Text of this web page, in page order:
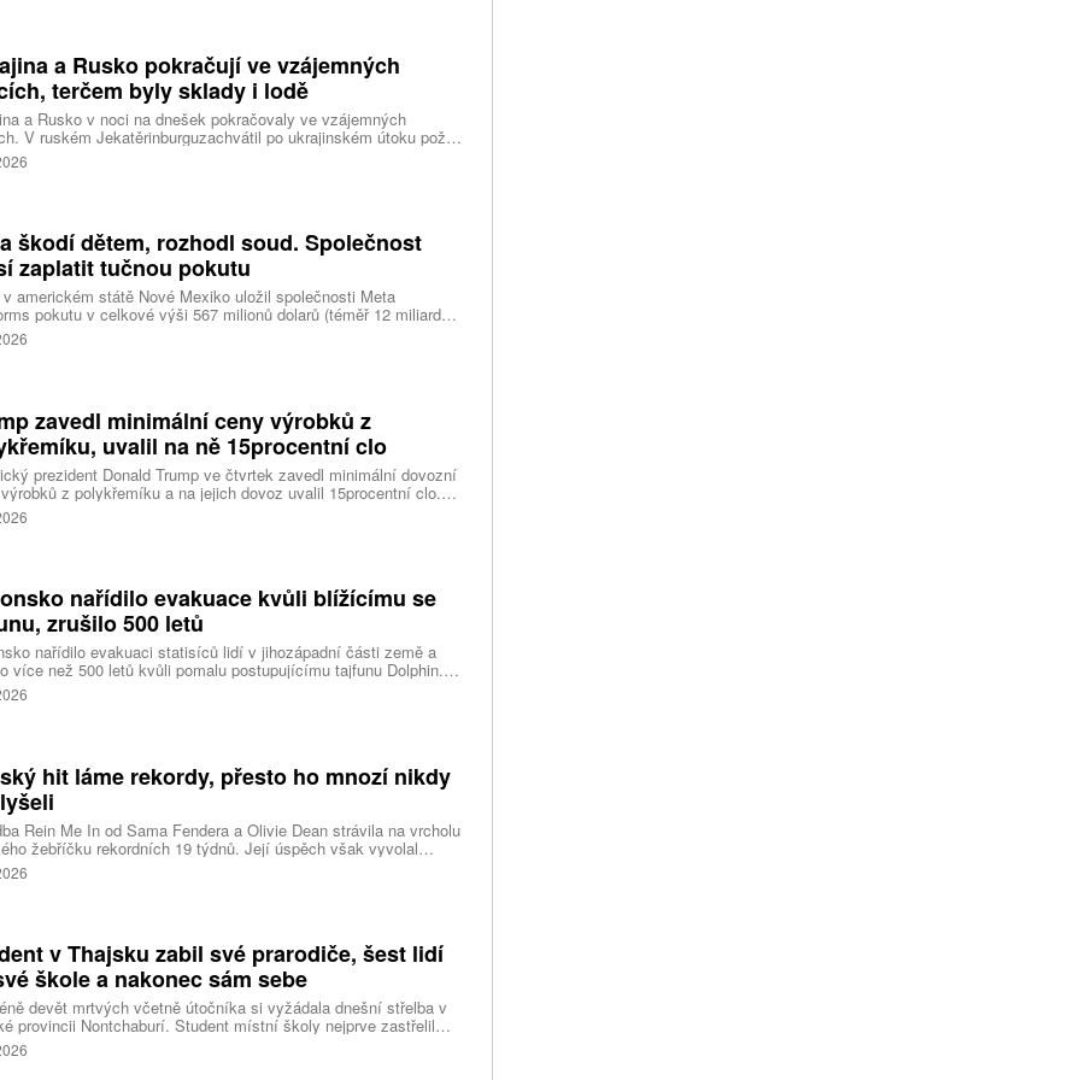
a Rusko pokračují ve vzájemných
terčem byly sklady i lodě
a Rusko v noci na dnešek pokračovaly ve vzájemných
V ruském Jekatěrinburguzachvátil po ukrajinském útoku požár
centrum ruského internetového prodejce Wildberries.
o tom informovala bez podrobností na síti Telegram.
škodí dětem, rozhodl soud. Společnost
zaplatit tučnou pokutu
americkém státě Nové Mexiko uložil společnosti Meta
pokutu v celkové výši 567 milionů dolarů (téměř 12 miliard
za újmu, kterou její platformy Facebook a Instagram působí
lidem. Firma musí změnit způsob ověřování věku.
zavedl minimální ceny výrobků z
uvalil na ně 15procentní clo
prezident Donald Trump ve čtvrtek zavedl minimální dovozní
z polykřemíku a na jejich dovoz uvalil 15procentní clo.
se používá při výrobě polovodičů a je hlavní složkou
panelů, jeho největším světovým producentem je Čína.
Reuters.nařídilo evakuace kvůli blížícímu se
zrušilo 500 letů
nařídilo evakuaci statisíců lidí v jihozápadní části země a
více než 500 letů kvůli pomalu postupujícímu tajfunu Dolphin.
meteorologů přinese tajfun do oblasti silný vítr, prudký déšť a
vlny, píše agentura Reuters. Dolphin je tajfunem první, tedy
meteorologická agentura (JMA).
hit láme rekordy, přesto ho mnozí nikdy
Rein Me In od Sama Fendera a Olivie Dean strávila na vrcholu
žebříčku rekordních 19 týdnů. Její úspěch však vyvolal
reakci. Řada lidí tvrdí, že píseň nikdy neslyšela. Hudební
totiž rozdělil do menších skupin, které poslouchají úplně jiné
v Thajsku zabil své prarodiče, šest lidí
škole a nakonec sám sebe
devět mrtvých včetně útočníka si vyžádala dnešní střelba v
provincii Nontchaburí. Student místní školy nejprve zastřelil
svého dědečka oba prarodiče a pak se vydal do školy, kde zabil
a tři žáky, dalších 15 lidí zranil a nakonec spáchal